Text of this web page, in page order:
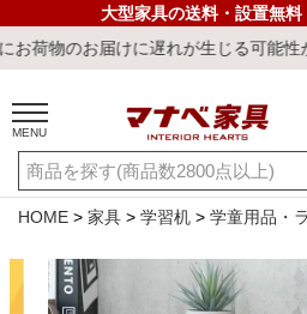
大型家具の送料・設置無料
に遅れが生じる可能性がございます
MENU
ご利用ガイド 新規
店舗一覧 閲覧
HOME 家具 学習机 学童用品・